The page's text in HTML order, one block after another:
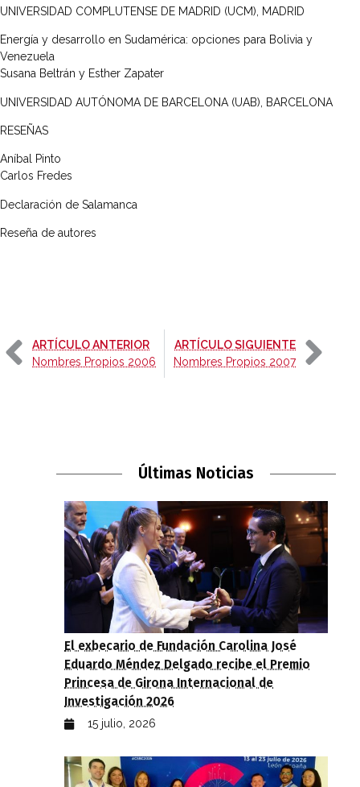
UNIVERSIDAD COMPLUTENSE DE MADRID (UCM), MADRID
Energía y desarrollo en Sudamérica: opciones para Bolivia y
Venezuela
Susana Beltrán y Esther Zapater
UNIVERSIDAD AUTÓNOMA DE BARCELONA (UAB), BARCELONA
RESEÑAS
Aníbal Pinto
Carlos Fredes
Declaración de Salamanca
Reseña de autores
ARTÍCULO ANTERIOR-
Nombres Propios 2006
ARTÍCULO SIGUIENTE-
Nombres Propios 2007
Últimas Noticias
El exbecario de Fundación Carolina José
Eduardo Méndez Delgado recibe el Premio
Princesa de Girona Internacional de
Investigación 2026
15 julio, 2026